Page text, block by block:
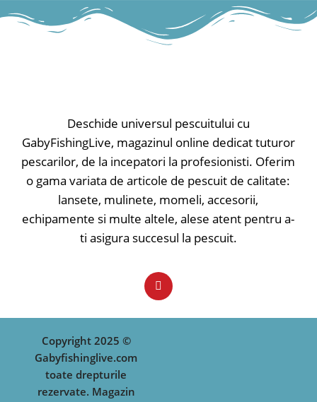
pana la 1.5 metri adâncime prin
recuperări lente sau rapide. Va
funcționa oriunde, în orice moment.
pana la 1.5 metri adâncime prin
recuperări lente sau rapide. Va
funcționa oriunde, în orice moment.
sinking;
Deschide universul pescuitului cu
GabyFishingLive, magazinul online dedicat tuturor
pescarilor, de la incepatori la profesionisti. Oferim
o gama variata de articole de pescuit de calitate:
lansete, mulinete, momeli, accesorii,
echipamente si multe altele, alese atent pentru a-
ti asigura succesul la pescuit.
Copyright 2025 ©
Gabyfishinglive.com
toate drepturile
rezervate. Magazin